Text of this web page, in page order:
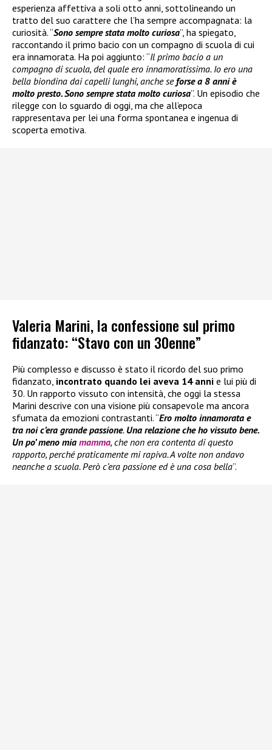
esperienza affettiva a soli otto anni, sottolineando un
tratto del suo carattere che l’ha sempre accompagnata: la
curiosità. “Sono sempre stata molto curiosa”, ha spiegato,
raccontando il primo bacio con un compagno di scuola di cui
era innamorata. Ha poi aggiunto: “Il primo bacio a un
compagno di scuola, del quale ero innamoratissima. Io ero una
bella biondina dai capelli lunghi, anche se forse a 8 anni è
molto presto. Sono sempre stata molto curiosa”. Un episodio che
rilegge con lo sguardo di oggi, ma che all’epoca
rappresentava per lei una forma spontanea e ingenua di
scoperta emotiva.
Valeria Marini, la confessione sul primo
fidanzato: “Stavo con un 30enne”
Più complesso e discusso è stato il ricordo del suo primo
fidanzato, incontrato quando lei aveva 14 anni e lui più di
30. Un rapporto vissuto con intensità, che oggi la stessa
Marini descrive con una visione più consapevole ma ancora
sfumata da emozioni contrastanti. “Ero molto innamorata e
tra noi c’era grande passione. Una relazione che ho vissuto bene.
Un po’ meno mia mamma, che non era contenta di questo
rapporto, perché praticamente mi rapiva. A volte non andavo
neanche a scuola. Però c’era passione ed è una cosa bella”.